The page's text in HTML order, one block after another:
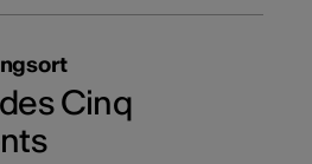
Cinq